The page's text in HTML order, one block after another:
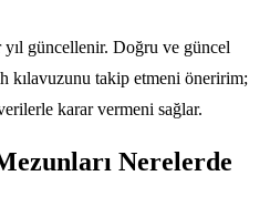
yıl güncellenir. Doğru ve güncel
takip etmeni öneririm;
karar vermeni sağlar.
Nerelerde